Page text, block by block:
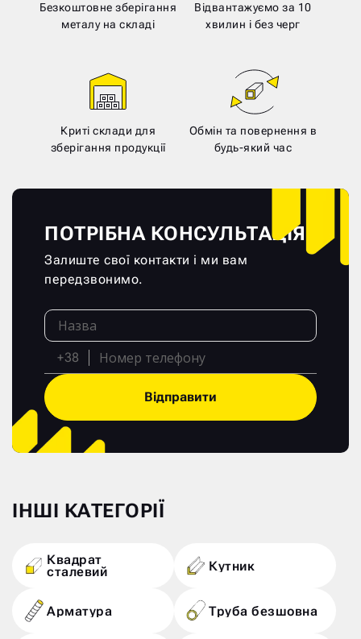
Безкоштовне зберігання
металу на складі
Відвантажуємо за 10
хвилин і без черг
Криті склади для
зберігання продукції
Обмін та повернення в
будь-який час
ПОТРІБНА КОНСУЛЬТАЦІЯ?
Залиште свої контакти і ми вам
передзвонимо.
+38
Відправити
ІНШІ КАТЕГОРІЇ
Квадрат
сталевий Кутник
Арматура Труба безшовна